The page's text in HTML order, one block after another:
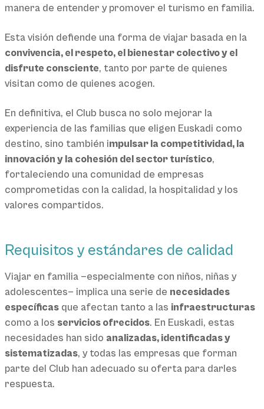
manera de entender y promover el turismo en familia.
Esta visión defiende una forma de viajar basada en la
convivencia, el respeto, el bienestar colectivo y el
disfrute consciente, tanto por parte de quienes
visitan como de quienes acogen.
En definitiva, el Club busca no solo mejorar la
experiencia de las familias que eligen Euskadi como
destino, sino también impulsar la competitividad, la
innovación y la cohesión del sector turístico,
fortaleciendo una comunidad de empresas
comprometidas con la calidad, la hospitalidad y los
valores compartidos.
Requisitos y estándares de calidad
Viajar en familia —especialmente con niños, niñas y
adolescentes— implica una serie de necesidades
específicas que afectan tanto a las infraestructuras
como a los servicios ofrecidos. En Euskadi, estas
necesidades han sido analizadas, identificadas y
sistematizadas, y todas las empresas que forman
parte del Club han adecuado su oferta para darles
respuesta.